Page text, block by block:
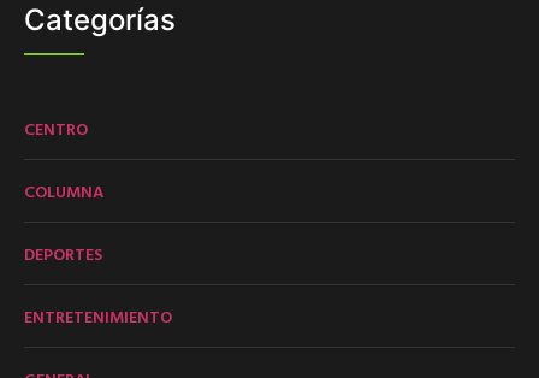
Categorías
CENTRO
COLUMNA
DEPORTES
ENTRETENIMIENTO